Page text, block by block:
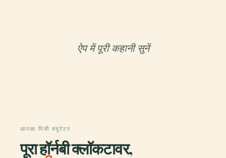
ऐप में पूरी कहानी सुनें
आपका निजी क्यूरेटर
पूरा हॉर्नबी क्लॉकटावर,